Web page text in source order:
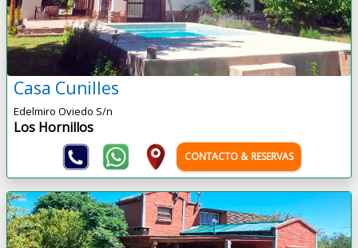
Casa Cunilles
Edelmiro Oviedo S/n
Los Hornillos
CONTACTO & RESERVAS